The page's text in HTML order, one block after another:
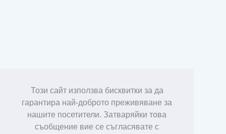
Този сайт използва бисквитки за да
гарантира най-доброто преживяване за
нашите посетители. Затваряйки това
съобщение вие се съгласявате с